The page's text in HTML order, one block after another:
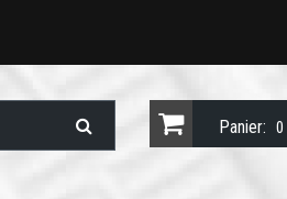
Panier: 0